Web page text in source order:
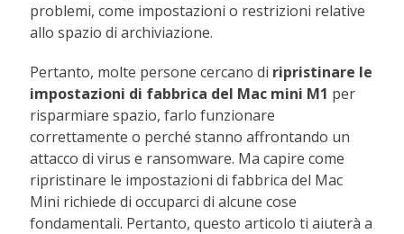
problemi, come impostazioni o restrizioni relative
allo spazio di archiviazione.
Pertanto, molte persone cercano di ripristinare le
impostazioni di fabbrica del Mac mini M1 per
risparmiare spazio, farlo funzionare
correttamente o perché stanno affrontando un
attacco di virus e ransomware. Ma capire come
ripristinare le impostazioni di fabbrica del Mac
Mini richiede di occuparci di alcune cose
fondamentali. Pertanto, questo articolo ti aiuterà a